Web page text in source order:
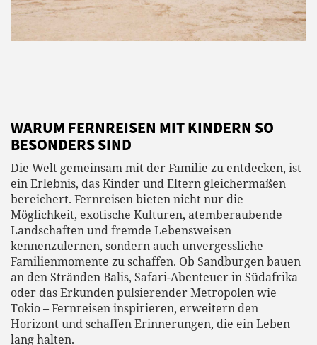
WARUM FERNREISEN MIT KINDERN SO
BESONDERS SIND
Die Welt gemeinsam mit der Familie zu entdecken, ist
ein Erlebnis, das Kinder und Eltern gleichermaßen
bereichert. Fernreisen bieten nicht nur die
Möglichkeit, exotische Kulturen, atemberaubende
Landschaften und fremde Lebensweisen
kennenzulernen, sondern auch unvergessliche
Familienmomente zu schaffen. Ob Sandburgen bauen
an den Stränden Balis, Safari-Abenteuer in Südafrika
oder das Erkunden pulsierender Metropolen wie
Tokio – Fernreisen inspirieren, erweitern den
Horizont und schaffen Erinnerungen, die ein Leben
lang halten.